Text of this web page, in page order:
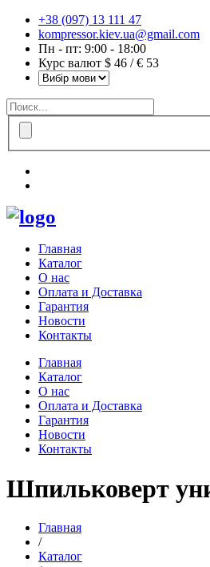
+38 (097) 13 111 47
kompressor.kiev.ua@gmail.com
Пн - пт: 9:00 - 18:00
Курс валют $ 46 / € 53
Главная
Каталог
О нас
Оплата и Доставка
Гарантия
Новости
Контакты
Главная
Каталог
О нас
Оплата и Доставка
Гарантия
Новости
Контакты
Шпильковерт
Главная
/
Каталог